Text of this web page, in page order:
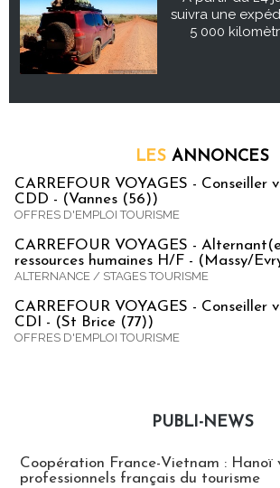
suivra une
5 000
LES ANNONCES
CARREFOUR VOYAGES - Conseiller
CDD - (Vannes (56))
OFFRES D'EMPLOI TOURISME
CARREFOUR VOYAGES -
ressources humaines H/F - (Massy/
ALTERNANCE / STAGES TOURISME
CARREFOUR VOYAGES - Conseiller
CDI - (St Brice (77))
OFFRES D'EMPLOI TOURISME
PUBLI-NEWS
Coopération France-Vietnam : Hanoï
professionnels français du tourisme